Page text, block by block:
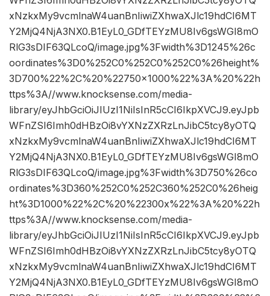
xNzkxMy9vcmlnaW4uanBnIiwiZXhwaXJlc19hdCI6MT
Y2MjQ4NjA3NX0.B1EyL0_GDfTEYzMU8Iv6gsWGI8mO
RlG3sDIF63QLcoQ/image.jpg%3Fwidth%3D1245%26c
oordinates%3D0%252C0%252C0%252C0%26height%
3D700%22%2C%20%22750×1000%22%3A%20%22h
ttps%3A//www.knocksense.com/media-
library/eyJhbGciOiJIUzI1NiIsInR5cCI6IkpXVCJ9.eyJpb
WFnZSI6Imh0dHBzOi8vYXNzZXRzLnJibC5tcy8yOTQ
xNzkxMy9vcmlnaW4uanBnIiwiZXhwaXJlc19hdCI6MT
Y2MjQ4NjA3NX0.B1EyL0_GDfTEYzMU8Iv6gsWGI8mO
RlG3sDIF63QLcoQ/image.jpg%3Fwidth%3D750%26co
ordinates%3D360%252C0%252C360%252C0%26heig
ht%3D1000%22%2C%20%22300x%22%3A%20%22h
ttps%3A//www.knocksense.com/media-
library/eyJhbGciOiJIUzI1NiIsInR5cCI6IkpXVCJ9.eyJpb
WFnZSI6Imh0dHBzOi8vYXNzZXRzLnJibC5tcy8yOTQ
xNzkxMy9vcmlnaW4uanBnIiwiZXhwaXJlc19hdCI6MT
Y2MjQ4NjA3NX0.B1EyL0_GDfTEYzMU8Iv6gsWGI8mO